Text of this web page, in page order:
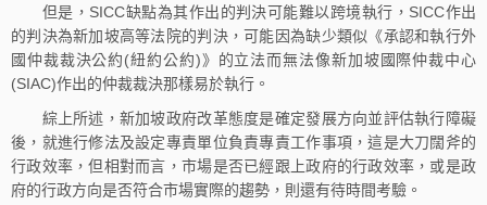
但是，SICC缺點為其作出的判決可能難以跨境執行，SICC作出
的判決為新加坡高等法院的判決，可能因為缺少類似《承認和執行外
國仲裁裁決公約(紐約公約)》的立法而無法像新加坡國際仲裁中心
(SIAC)作出的仲裁裁決那樣易於執行。
綜上所述，新加坡政府改革態度是確定發展方向並評估執行障礙
後，就進行修法及設定專責單位負責專責工作事項，這是大刀闊斧的
行政效率，但相對而言，市場是否已經跟上政府的行政效率，或是政
府的行政方向是否符合市場實際的趨勢，則還有待時間考驗。